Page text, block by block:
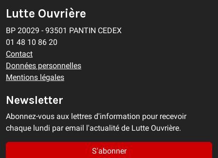
Lutte Ouvrière
BP 20029 - 93501 PANTIN CEDEX
01 48 10 86 20
Contact
Données personnelles
Mentions légales
Newsletter
Abonnez-vous aux lettres d'information pour recevoir
chaque lundi par email l'actualité de Lutte Ouvrière.
S'abonner